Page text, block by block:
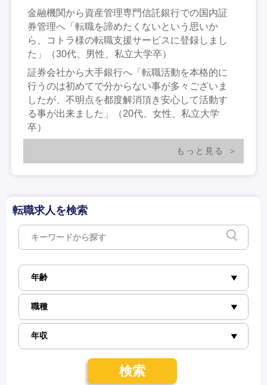
金融機関から資産管理専門信託銀行での国内証
券管理へ「転職を諦めたくないという思いか
ら、コトラ様の転職支援サービスに登録しまし
た」（30代、男性、私立大学卒）
証券会社から大手銀行へ「転職活動を本格的に
行うのは初めてで分からない事が多々ございま
したが、不明点を都度解消頂き安心して活動す
る事が出来ました」（20代、女性、私立大学
卒）
もっと見る
転職求人を検索
検索